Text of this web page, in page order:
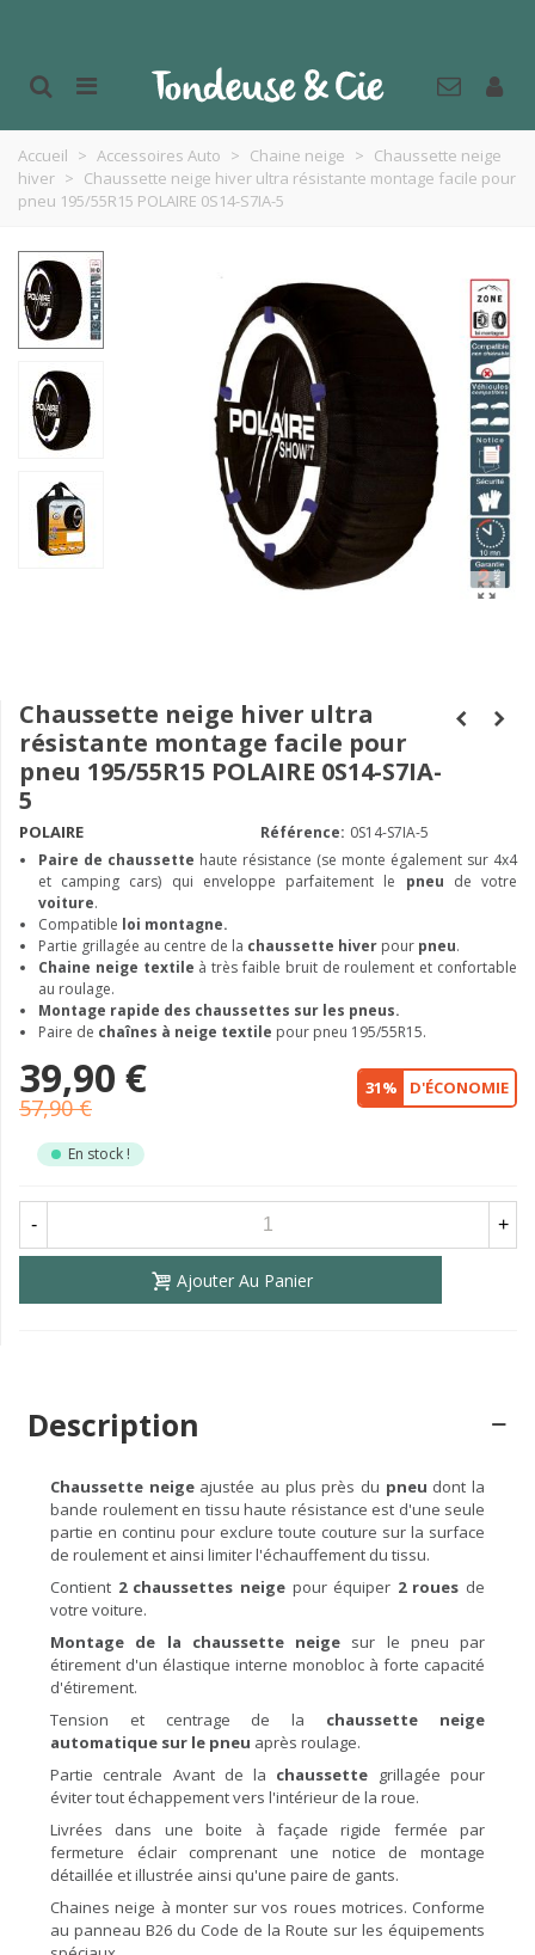
Accueil > Accessoires Auto > Chaine neige > Chaussette neige
hiver > Chaussette neige hiver ultra résistante montage facile pour
pneu 195/55R15 POLAIRE 0S14-S7IA-5
Chaussette neige hiver ultra
résistante montage facile pour
pneu 195/55R15 POLAIRE 0S14-S7IA-
5
POLAIRE Référence: 0S14-S7IA-5
Paire de chaussette haute résistance (se monte également sur 4x4
et camping cars) qui enveloppe parfaitement le pneu de votre
voiture.
Compatible loi montagne.
Partie grillagée au centre de la chaussette hiver pour pneu.
Chaine neige textile à très faible bruit de roulement et confortable
au roulage.
Montage rapide des chaussettes sur les pneus.
Paire de chaînes à neige textile pour pneu 195/55R15.
39,90 €
57,90 €
31% D'ÉCONOMIE
En stock !
- +
Ajouter Au Panier
Description
Chaussette neige ajustée au plus près du pneu dont la
bande roulement en tissu haute résistance est d'une seule
partie en continu pour exclure toute couture sur la surface
de roulement et ainsi limiter l'échauffement du tissu.
Contient 2 chaussettes neigepour équiper 2 roues de
votre voiture.
Montage de la chaussette neige sur le pneu par
étirement d'un élastique interne monobloc à forte capacité
d'étirement.
Tension et centrage de la chaussette neige
automatique sur le pneu après roulage.
Partie centrale Avant de la chaussette grillagée pour
éviter tout échappement vers l'intérieur de la roue.
Livrées dans une boite à façade rigide fermée par
fermeture éclair comprenant une notice de montage
détaillée et illustrée ainsi qu'une paire de gants.
Chaines neige à monter sur vos roues motrices. Conforme
au panneau B26 du Code de la Route sur les équipements